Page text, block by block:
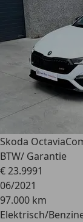
Skoda Octavia
BTW/ Garantie
€ 23.9991
06/2021
97.000 km
Elektrisch/